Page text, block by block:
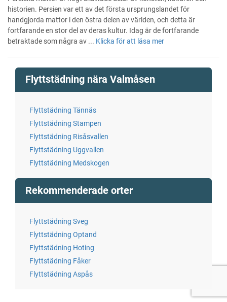
historien. Persien var ett av det första ursprungslandet för
handgjorda mattor i den östra delen av världen, och detta är
fortfarande en stor del av deras kultur. Idag är de fortfarande
betraktade som några av ... Klicka för att läsa mer
Flyttstädning nära Valmåsen
Flyttstädning Tännäs
Flyttstädning Stampen
Flyttstädning Risåsvallen
Flyttstädning Uggvallen
Flyttstädning Medskogen
Rekommenderade orter
Flyttstädning Sveg
Flyttstädning Optand
Flyttstädning Hoting
Flyttstädning Fåker
Flyttstädning Aspås